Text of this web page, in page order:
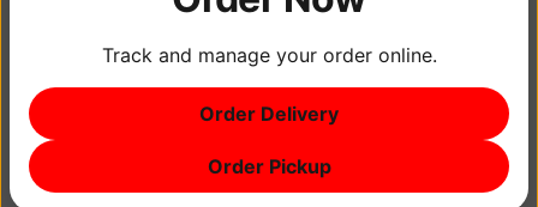
stripverhalen zowel visueel als verhaaltechnisch
aantrekkelijk kunnen zijn. Het gebruik van beeldspraak
in gratis epub boek was levendig en aansprekend, een
rijke en immersive atmosfeer creërend.
Ondanks het aantrekkelijke concept voelde het verhaal
Track and manage your order online.
Order Delivery
Order Pickup